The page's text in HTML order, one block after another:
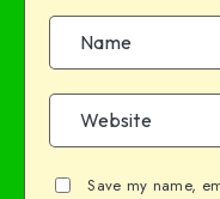
Save my name,